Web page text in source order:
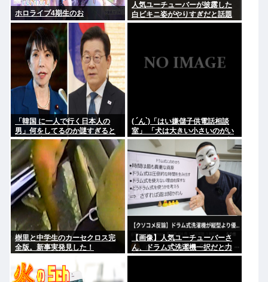
ホロライブ4期生のお
人気ユーチューバーが披露した
白ビキニ姿がやりすぎだと話題
に
「韓国 に一人で行く日本人の
男」何をしてるのか謎すぎると
話題に 言われてみれば確かにそ
うだよな…
( ´ん`)「はい嫌儲子供電話相談
室」 「犬は大きい小さいのがい
るのになんで猫はみんな同じ大
きさなの？」
樹里と中学生のカーセクロス完
全版。新事実発見した！
【画像】人気ユーチューバーさ
ん、ドラム式洗濯機一択だと力
説する